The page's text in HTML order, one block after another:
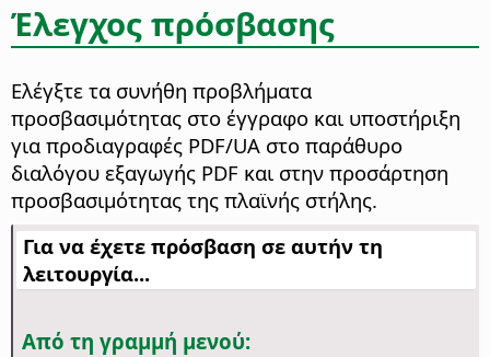
Έλεγχος πρόσβασης
Ελέγξτε τα συνήθη προβλήματα
προσβασιμότητας στο έγγραφο και υποστήριξη
για προδιαγραφές PDF/UA στο παράθυρο
διαλόγου εξαγωγής PDF και στην προσάρτηση
προσβασιμότητας της πλαϊνής στήλης.
Για να έχετε πρόσβαση σε αυτήν τη
λειτουργία...
Από τη γραμμή μενού: